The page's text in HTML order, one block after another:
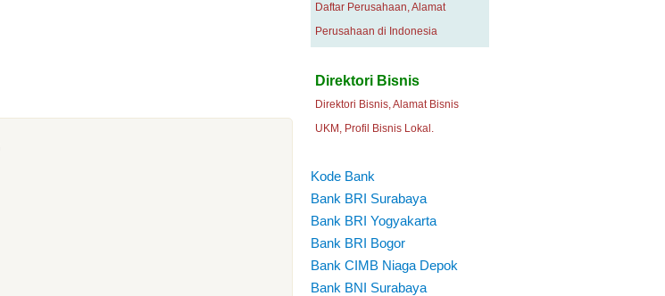
Daftar Perusahaan, Alamat
Perusahaan di Indonesia
Direktori Bisnis
Direktori Bisnis, Alamat Bisnis
UKM, Profil Bisnis Lokal.
Kode Bank
Bank BRI Surabaya
Bank BRI Yogyakarta
Bank BRI Bogor
Bank CIMB Niaga Depok
Bank BNI Surabaya